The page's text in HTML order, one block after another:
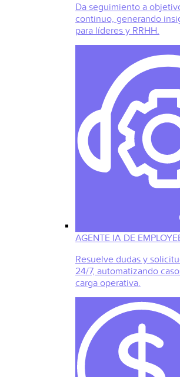
Da seguimiento a
continuo, generando
para líderes y RRHH.
AGENTE IA DE
Resuelve dudas y
24/7, automatizando
carga operativa.